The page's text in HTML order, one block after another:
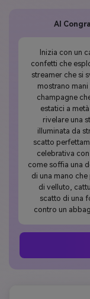
AI
Inizia con un
confetti che
streamer che si
mostrano
champagne
estatici a
rivelare una
illuminata da
scatto
celebrativa
come soffia una
di una mano
di velluto,
scatto di una
contro un